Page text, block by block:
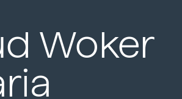
Woker